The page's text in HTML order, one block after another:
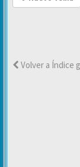
Volver a Índice